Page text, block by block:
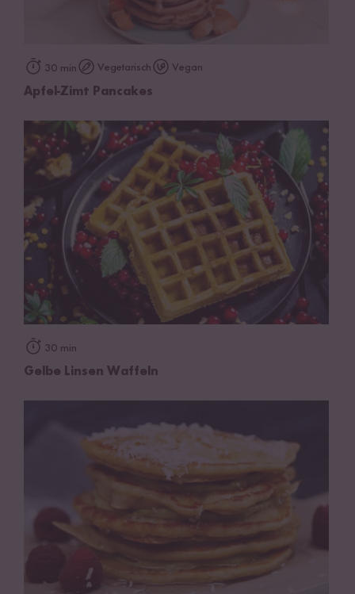
30 min Vegetarisch Vegan
Apfel-Zimt Pancakes
30 min
Gelbe Linsen Waffeln